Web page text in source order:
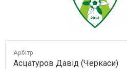
Арбітр
Асцатуров Давід (Черкаси)